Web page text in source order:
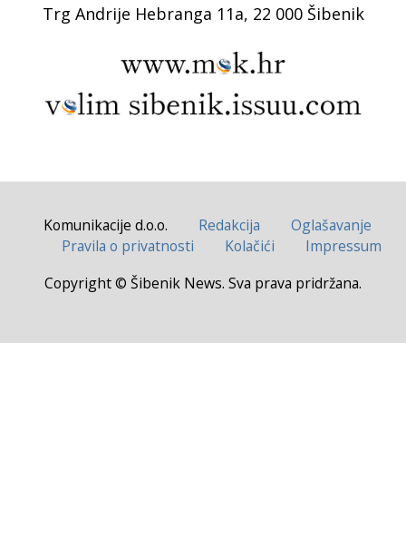
Trg Andrije Hebranga 11a, 22 000 Šibenik
Komunikacije d.o.o. Redakcija
Oglašavanje
Pravila o privatnosti
Kolačići
Impressum
Copyright © Šibenik News. Sva prava pridržana.